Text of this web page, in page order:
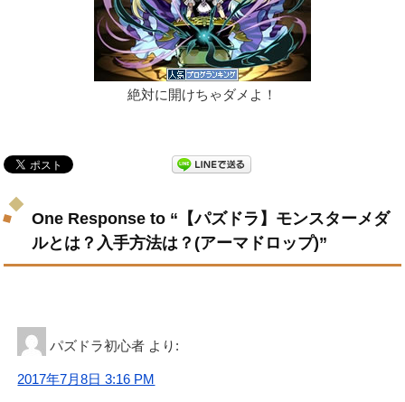
絶対に開けちゃダメよ！
One Response to “【パズドラ】モンスターメダ
ルとは？入手方法は？(アーマドロップ)”
パズドラ初心者 より:
2017年7月8日 3:16 PM